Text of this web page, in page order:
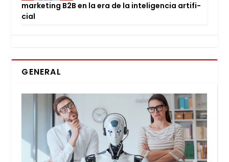
mar­ke­ting B2B en la era de la inte­li­gen­cia arti­fi­
cial
GENERAL